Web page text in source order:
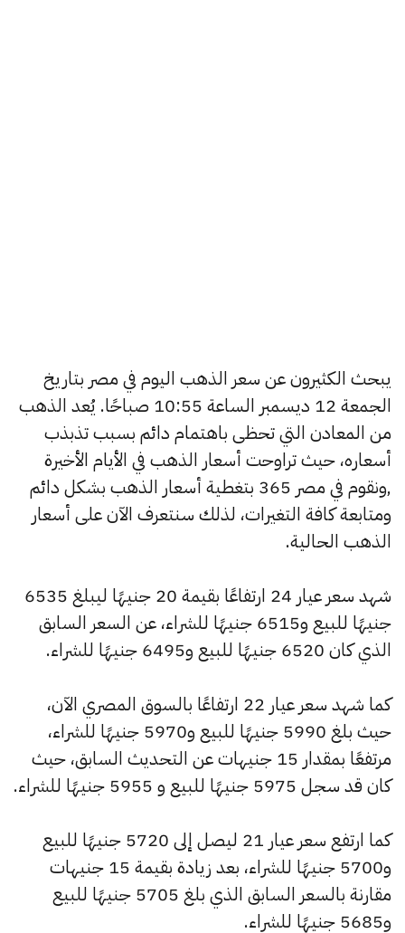
يبحث الكثيرون عن سعر الذهب اليوم في مصر بتاريخ
الجمعة 12 ديسمبر الساعة 10:55 صباحًا. يُعد الذهب
من المعادن التي تحظى باهتمام دائم بسبب تذبذب
أسعاره، حيث تراوحت أسعار الذهب في الأيام الأخيرة
,ونقوم في مصر 365 بتغطية أسعار الذهب بشكل دائم
ومتابعة كافة التغيرات، لذلك سنتعرف الآن على أسعار
الذهب الحالية.
شهد سعر عيار 24 ارتفاعًا بقيمة 20 جنيهًا ليبلغ 6535
جنيهًا للبيع و6515 جنيهًا للشراء، عن السعر السابق
الذي كان 6520 جنيهًا للبيع و6495 جنيهًا للشراء.
كما شهد سعر عيار 22 ارتفاعًا بالسوق المصري الآن،
حيث بلغ 5990 جنيهًا للبيع و5970 جنيهًا للشراء،
مرتفعًا بمقدار 15 جنيهات عن التحديث السابق، حيث
كان قد سجل 5975 جنيهًا للبيع و 5955 جنيهًا للشراء.
كما ارتفع سعر عيار 21 ليصل إلى 5720 جنيهًا للبيع
و5700 جنيهًا للشراء، بعد زيادة بقيمة 15 جنيهات
مقارنة بالسعر السابق الذي بلغ 5705 جنيهًا للبيع
و5685 جنيهًا للشراء.